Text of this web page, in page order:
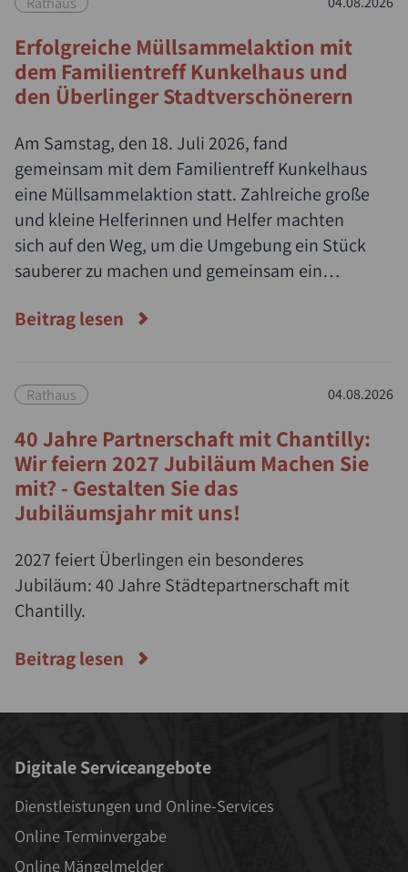
Erfolgreiche Müllsammelaktion mit
dem Familientreff Kunkelhaus und
den Überlinger Stadtverschönerern
Am Samstag, den 18. Juli 2026, fand
gemeinsam mit dem Familientreff Kunkelhaus
eine Müllsammelaktion statt. Zahlreiche große
und kleine Helferinnen und Helfer machten
sich auf den Weg, um die Umgebung ein Stück
sauberer zu machen und gemeinsam ein
setzen.
Beitrag lesen
Rathaus 04.08.2026
40 Jahre Partnerschaft mit Chantilly:
Wir feiern 2027 Jubiläum Machen Sie
mit? - Gestalten Sie das
Jubiläumsjahr mit uns!
2027 feiert Überlingen ein besonderes
Jubiläum: 40 Jahre Städtepartnerschaft mit
Chantilly.
Beitrag lesen
Digitale Serviceangebote
Dienstleistungen und Online-Services
Online Terminvergabe
Online Mängelmelder